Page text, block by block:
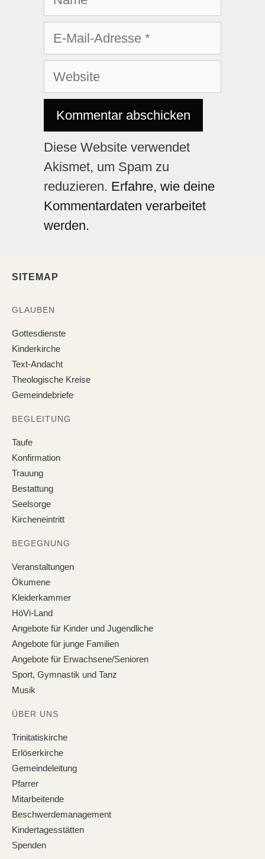
Diese Website verwendet
Akismet, um Spam zu
reduzieren. Erfahre, wie deine
Kommentardaten verarbeitet
werden.
SITEMAP
GLAUBEN
Gottesdienste
Kinderkirche
Text-Andacht
Theologische Kreise
Gemeindebriefe
BEGLEITUNG
Taufe
Konfirmation
Trauung
Bestattung
Seelsorge
Kircheneintritt
BEGEGNUNG
Veranstaltungen
Ökumene
Kleiderkammer
HöVi-Land
Angebote für Kinder und Jugendliche
Angebote für junge Familien
Angebote für Erwachsene/Senioren
Sport, Gymnastik und Tanz
Musik
ÜBER UNS
Trinitatiskirche
Erlöserkirche
Gemeindeleitung
Pfarrer
Mitarbeitende
Beschwerdemanagement
Kindertagesstätten
Spenden